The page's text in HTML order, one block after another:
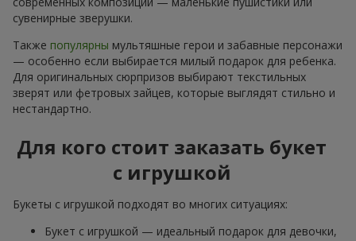
сувенирные зверушки.
Также популярны мультяшные герои и забавные персонажи
— особенно если выбирается милый подарок для ребенка.
Для оригинальных сюрпризов выбирают текстильных
зверят или фетровых зайцев, которые выглядят стильно и
нестандартно.
Для кого стоит заказать букет
с игрушкой
Букеты с игрушкой подходят во многих ситуациях:
Букет с игрушкой — идеальный подарок для девочки,